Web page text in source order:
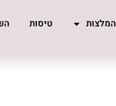
המלצות טיסות